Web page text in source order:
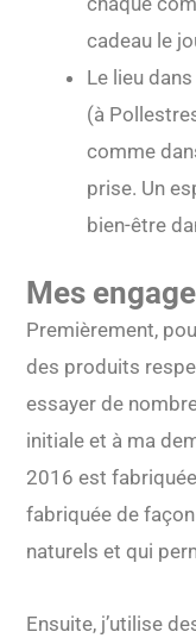
cadeau le
Le lieu
(à
comme
prise. Un
bien-être
Mes
Premièrement,
des produits
essayer de
initiale et à ma
2016 est
fabriquée de
naturels et qui
Ensuite, j’utilise